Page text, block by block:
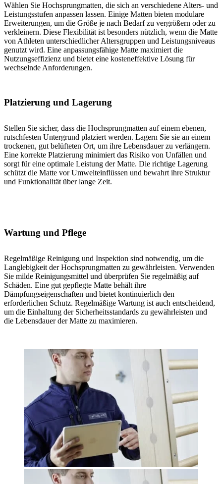
Wählen Sie Hochsprungmatten, die sich an verschiedene Alters- und
Leistungsstufen anpassen lassen. Einige Matten bieten modulare
Erweiterungen, um die Größe je nach Bedarf zu vergrößern oder zu
verkleinern. Diese Flexibilität ist besonders nützlich, wenn die Matte
von Athleten unterschiedlicher Altersgruppen und Leistungsniveaus
genutzt wird. Eine anpassungsfähige Matte maximiert die
Nutzungseffizienz und bietet eine kosteneffektive Lösung für
wechselnde Anforderungen.
Platzierung und Lagerung
Stellen Sie sicher, dass die Hochsprungmatten auf einem ebenen,
rutschfesten Untergrund platziert werden. Lagern Sie sie an einem
trockenen, gut belüfteten Ort, um ihre Lebensdauer zu verlängern.
Eine korrekte Platzierung minimiert das Risiko von Unfällen und
sorgt für eine optimale Leistung der Matte. Die richtige Lagerung
schützt die Matte vor Umwelteinflüssen und bewahrt ihre Struktur
und Funktionalität über lange Zeit.
Wartung und Pflege
Regelmäßige Reinigung und Inspektion sind notwendig, um die
Langlebigkeit der Hochsprungmatten zu gewährleisten. Verwenden
Sie milde Reinigungsmittel und überprüfen Sie regelmäßig auf
Schäden. Eine gut gepflegte Matte behält ihre
Dämpfungseigenschaften und bietet kontinuierlich den
erforderlichen Schutz. Regelmäßige Wartung ist auch entscheidend,
um die Einhaltung der Sicherheitsstandards zu gewährleisten und
die Lebensdauer der Matte zu maximieren.